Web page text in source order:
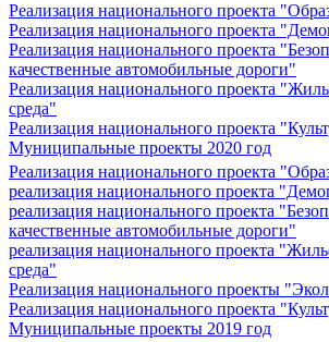
Реализация национального проекта
Реализация национального проекта
Реализация национального проекта
качественные автомобильные дороги"
Реализация национального проекта
среда"
Реализация национального проекта
Муниципальные проекты 2020 год
Реализация национального проекта
реализация национального проекта
реализация национального проекта
качественные автомобильные дороги"
реализация национального проекта
среда"
Реализация национального проекты
Реализация национального проекта
Муниципальные проекты 2019 год